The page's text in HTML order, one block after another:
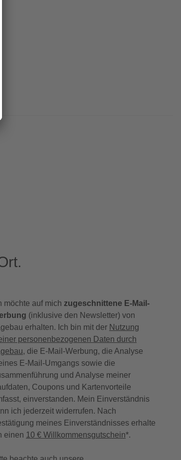
möchte auf mich zugeschnittene E-Mail-
(inklusive den Newsletter) von
erhalten. Ich bin mit der Nutzung
personenbezogenen Daten durch
, die E-Mail-Werbung, die Analyse
E-Mail-Umgangs sowie die
und Analyse meiner
Coupons und Kartenvorteile
einverstanden. Mein Einverständnis
ich jederzeit widerrufen. Nach
meines Einverständnisses erhalte
einen 10 € Willkommensgutschein*.